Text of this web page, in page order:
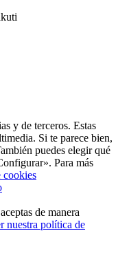
y de terceros. Estas
Si te parece bien,
puedes elegir qué
Para más
cookies
de manera
nuestra política de